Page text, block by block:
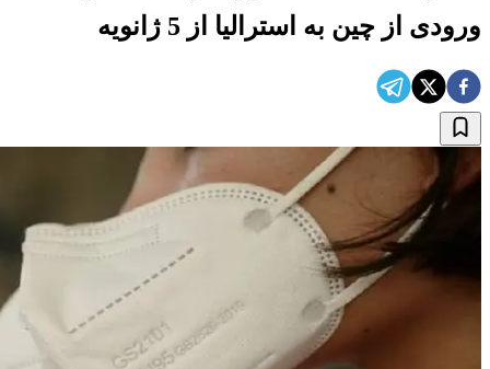
ورودی از چین به استرالیا از 5 ژانویه